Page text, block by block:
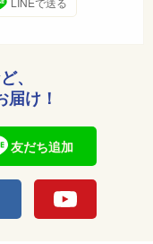
、
け！
友だち追加